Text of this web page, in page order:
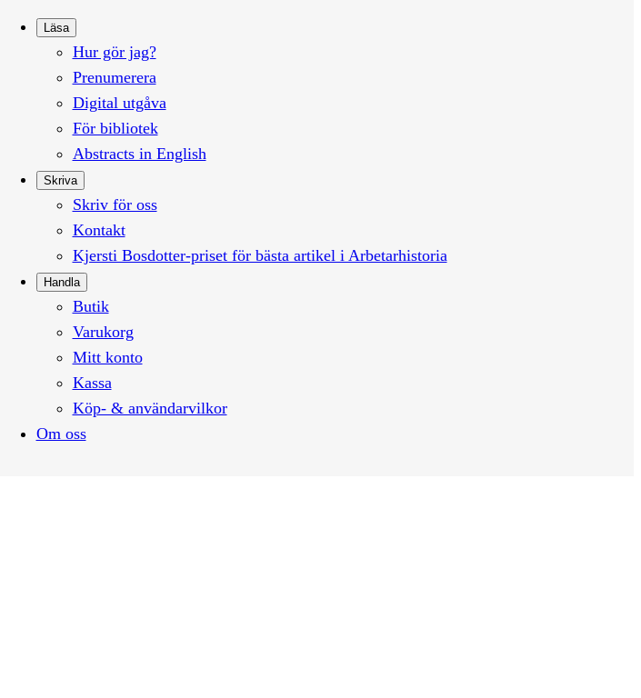
Läsa
Hur gör jag?
Prenumerera
Digital utgåva
För bibliotek
Abstracts in English
Skriva
Skriv för oss
Kontakt
Kjersti Bosdotter-priset för bästa artikel i Arbetarhistoria
Handla
Butik
Varukorg
Mitt konto
Kassa
Köp- & användarvilkor
Om oss